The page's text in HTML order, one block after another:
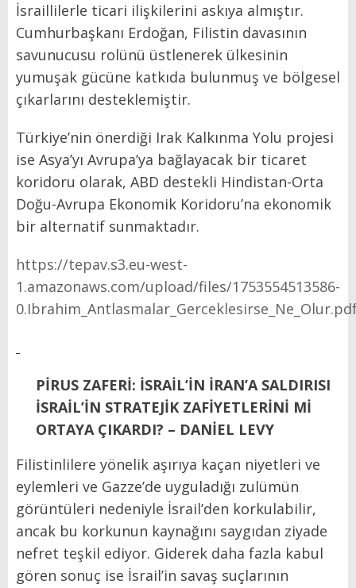
İsraillilerle ticari ilişkilerini askıya almıştır.
Cumhurbaşkanı Erdoğan, Filistin davasının
savunucusu rolünü üstlenerek ülkesinin
yumuşak gücüne katkıda bulunmuş ve bölgesel
çıkarlarını desteklemiştir.
Türkiye’nin önerdiği Irak Kalkınma Yolu projesi
ise Asya’yı Avrupa’ya bağlayacak bir ticaret
koridoru olarak, ABD destekli Hindistan-Orta
Doğu-Avrupa Ekonomik Koridoru’na ekonomik
bir alternatif sunmaktadır.
https://tepav.s3.eu-west-
1.amazonaws.com/upload/files/1753554513586-
PİRUS ZAFERİ: İSRAİL’İN İRAN’A SALDIRISI
İSRAİL’İN STRATEJİK ZAFİYETLERİNİ Mİ
ORTAYA ÇIKARDI? – DANİEL LEVY
Filistinlilere yönelik aşırıya kaçan niyetleri ve
eylemleri ve Gazze’de uyguladığı zulümün
görüntüleri nedeniyle İsrail’den korkulabilir,
ancak bu korkunun kaynağını saygıdan ziyade
nefret teşkil ediyor. Giderek daha fazla kabul
gören sonuç ise İsrail’in savaş suçlarının